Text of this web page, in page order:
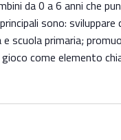
da 0 a 6 anni che
sono:
e scuola primaria;
come elemento